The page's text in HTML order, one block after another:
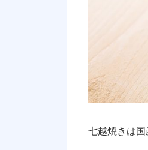
七越焼きは国